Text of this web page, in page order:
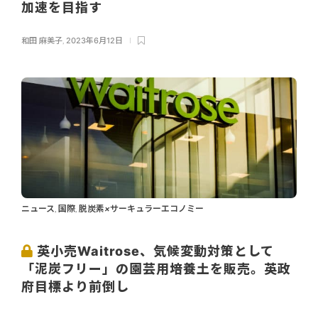
加速を目指す
和田 麻美子, 2023年6月12日
ニュース, 国際, 脱炭素×サーキュラーエコノミー
英小売Waitrose、気候変動対策として
「泥炭フリー」の園芸用培養土を販売。英政
府目標より前倒し